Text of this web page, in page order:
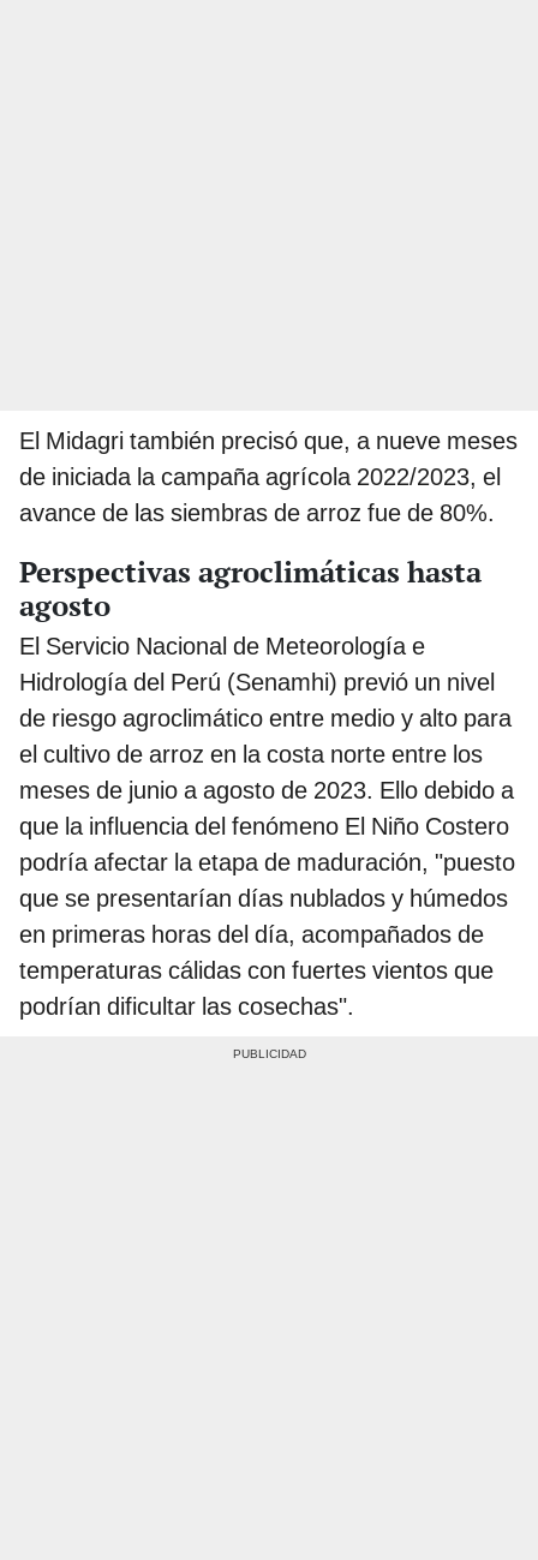
El Midagri también precisó que, a nueve meses
de iniciada la campaña agrícola 2022/2023, el
avance de las siembras de arroz fue de 80%.
Perspectivas agroclimáticas hasta
agosto
El Servicio Nacional de Meteorología e
Hidrología del Perú (Senamhi) previó un nivel
de riesgo agroclimático entre medio y alto para
el cultivo de arroz en la costa norte entre los
meses de junio a agosto de 2023. Ello debido a
que la influencia del fenómeno El Niño Costero
podría afectar la etapa de maduración, "puesto
que se presentarían días nublados y húmedos
en primeras horas del día, acompañados de
temperaturas cálidas con fuertes vientos que
podrían dificultar las cosechas".